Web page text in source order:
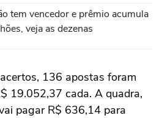
tem vencedor e prêmio acumula
veja as dezenas
136 apostas foram
19.052,37 cada. A quadra,
pagar R$ 636,14 para